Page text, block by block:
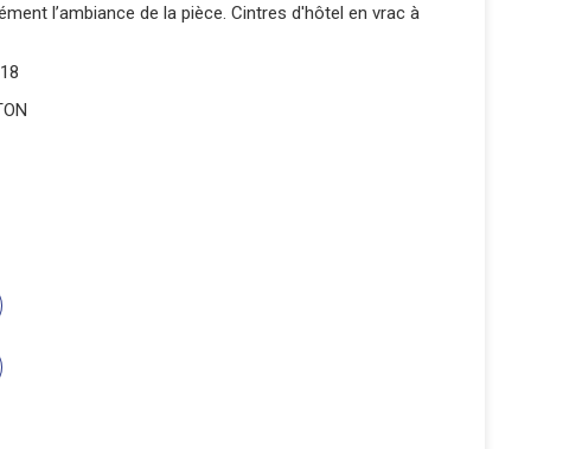
l’ambiance de la pièce. Cintres d'hôtel en vrac à